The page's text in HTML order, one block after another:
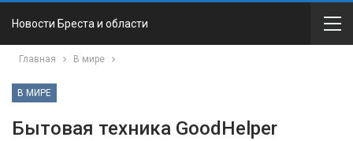
Новости Бреста и области
Главная В мире
В МИРЕ
Бытовая техника GoodHelper